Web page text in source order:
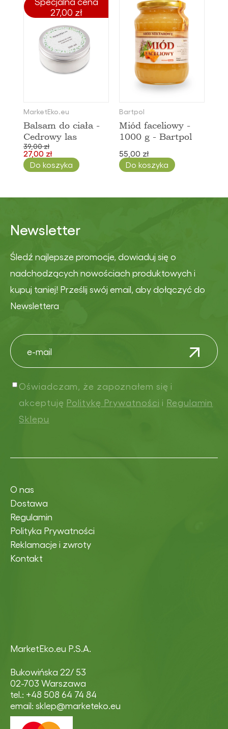
27,00 zł
MarketEko.eu
Balsam do ciała -
Cedrowy las
39,00 zł
27,00 zł
Do koszyka
Bartpol
Miód faceliowy -
1000 g - Bartpol
55,00 zł
Do koszyka
Newsletter
Śledź najlepsze promocje, dowiaduj się o
nadchodzących nowościach produktowych i
kupuj taniej! Prześlij swój email, aby dołączyć do
Newslettera
Oświadczam, że zapoznałem się i
akceptuję Politykę Prywatności i Regulamin
Sklepu
MarketEko.eu P.S.A.
Bukowińska 22/ 53
02-703 Warszawa
tel.: +48 508 64 74 84
email: sklep@marketeko.eu
O nas
Dostawa
Regulamin
Polityka Prywatności
Reklamacje i zwroty
Kontakt